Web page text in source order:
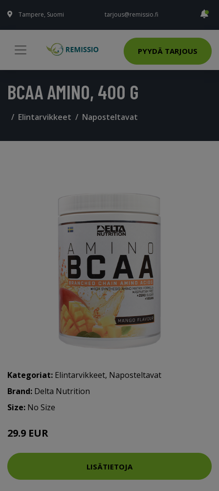
Tampere, Suomi tarjous@remissio.fi
PYYDÄ TARJOUS
BCAA AMINO, 400 G
Elintarvikkeet Naposteltavat
Kategoriat: Elintarvikkeet, Naposteltavat
Brand: Delta Nutrition
Size: No Size
29.9 EUR
LISÄTIETOJA